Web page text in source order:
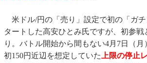
米ドル/円の「売り」設定で初の「ガ
タートした高安ひとみ氏ですが、初参戦
り。バトル開始から間もない4月7日（
初150円近辺を想定していた
上限の停止